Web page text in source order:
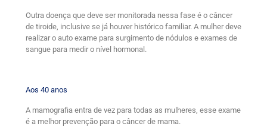
Outra doença que deve ser monitorada nessa fase é o câncer
de tiroide, inclusive se já houver histórico familiar. A mulher deve
realizar o auto exame para surgimento de nódulos e exames de
sangue para medir o nível hormonal.
Aos 40 anos
A mamografia entra de vez para todas as mulheres, esse exame
é a melhor prevenção para o câncer de mama.